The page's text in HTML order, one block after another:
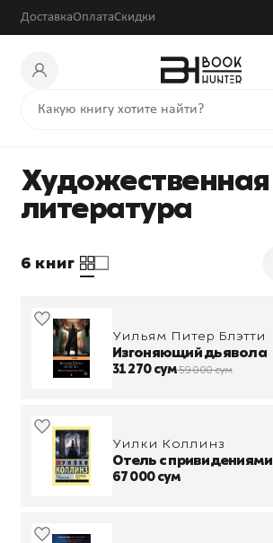
ДоставкаОплатаСкидки
Художественная
литература
6 книг
Уильям Питер Блэтти
Изгоняющий дьявола
31 270 сум59 000 сум
Уилки Коллинз
Отель с привидениями
67 000 сум